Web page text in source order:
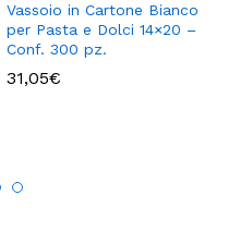
Vassoio in Cartone Bianco
per Pasta e Dolci 14×20 –
Conf. 300 pz.
31,05€